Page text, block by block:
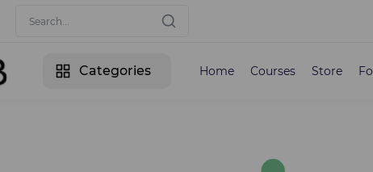
Categories Home Courses Store